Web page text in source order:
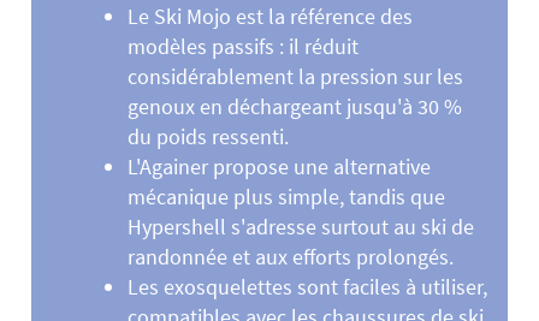
Le Ski Mojo est la référence des
modèles passifs : il réduit
considérablement la pression sur les
genoux en déchargeant jusqu'à 30 %
du poids ressenti.
L'Againer propose une alternative
mécanique plus simple, tandis que
Hypershell s'adresse surtout au ski de
randonnée et aux efforts prolongés.
Les exosquelettes sont faciles à utiliser,